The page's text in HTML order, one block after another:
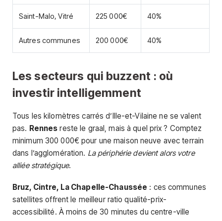
Saint-Malo, Vitré 225 000€ 40%
Autres communes 200 000€ 40%
Les secteurs qui buzzent : où
investir intelligemment
Tous les kilomètres carrés d’Ille-et-Vilaine ne se valent
pas. Rennes reste le graal, mais à quel prix ? Comptez
minimum 300 000€ pour une maison neuve avec terrain
dans l’agglomération. La périphérie devient alors votre
alliée stratégique.
Bruz, Cintre, La Chapelle-Chaussée : ces communes
satellites offrent le meilleur ratio qualité-prix-
accessibilité. À moins de 30 minutes du centre-ville